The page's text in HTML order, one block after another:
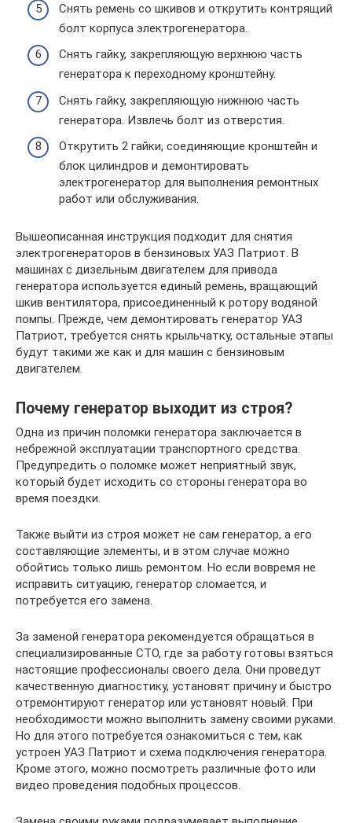
Снять ремень со шкивов и открутить контрящий
болт корпуса электрогенератора.
Снять гайку, закрепляющую верхнюю часть
генератора к переходному кронштейну.
Снять гайку, закрепляющую нижнюю часть
генератора. Извлечь болт из отверстия.
Открутить 2 гайки, соединяющие кронштейн и
блок цилиндров и демонтировать
электрогенератор для выполнения ремонтных
работ или обслуживания.
Вышеописанная инструкция подходит для снятия
электрогенераторов в бензиновых УАЗ Патриот. В
машинах с дизельным двигателем для привода
генератора используется единый ремень, вращающий
шкив вентилятора, присоединенный к ротору водяной
помпы. Прежде, чем демонтировать генератор УАЗ
Патриот, требуется снять крыльчатку, остальные этапы
будут такими же как и для машин с бензиновым
двигателем.
Почему генератор выходит из строя?
Одна из причин поломки генератора заключается в
небрежной эксплуатации транспортного средства.
Предупредить о поломке может неприятный звук,
который будет исходить со стороны генератора во
время поездки.
Также выйти из строя может не сам генератор, а его
составляющие элементы, и в этом случае можно
обойтись только лишь ремонтом. Но если вовремя не
исправить ситуацию, генератор сломается, и
потребуется его замена.
За заменой генератора рекомендуется обращаться в
специализированные СТО, где за работу готовы взяться
настоящие профессионалы своего дела. Они проведут
качественную диагностику, установят причину и быстро
отремонтируют генератор или установят новый. При
необходимости можно выполнить замену своими руками.
Но для этого потребуется ознакомиться с тем, как
устроен УАЗ Патриот и схема подключения генератора.
Кроме этого, можно посмотреть различные фото или
видео проведения подобных процессов.